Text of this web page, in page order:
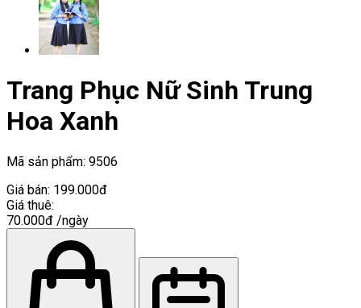
Trang Phục Nữ Sinh Trung
Hoa Xanh
Mã sản phẩm: 9506
Giá bán: 199.000đ
Giá thuê:
70.000đ /ngày